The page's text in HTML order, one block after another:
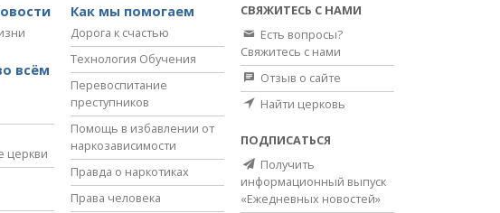
всём
церкви
Как мы помогаем
Дорога к счастью
Технология Обучения
Перевоспитание
преступников
Помощь в избавлении от
наркозависимости
Правда о наркотиках
Права человека
СВЯЖИТЕСЬ С НАМИ
Есть вопросы?
Свяжитесь с нами
Отзыв о сайте
Найти церковь
ПОДПИСАТЬСЯ
Получить
информационный выпуск
«Ежедневных новостей»